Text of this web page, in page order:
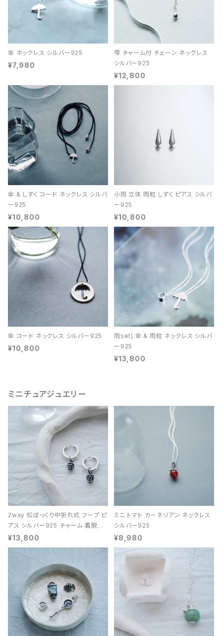
傘 ネックレス シルバー925
¥7,980
雫 チャーム付 チェーン ネックレス
シルバー925
¥12,800
傘 & しずく コード ネックレス シルバ
ー925
¥10,800
小雨 立体 雨粒 しずく ピアス シルバ
ー925
¥10,800
傘 コード ネックレス シルバー925
¥10,800
雨set) 傘 & 雨粒 ネックレス シルバ
ー925
¥13,800
ミニチュアジュエリー
2way 松ぼっくり中折れ式 フープ ピ
アス シルバー925 チャーム 着脱可
能 レディース ユニセックス
¥13,800
ミニ トマト カーネリアン ネックレス
シルバー925
¥8,980